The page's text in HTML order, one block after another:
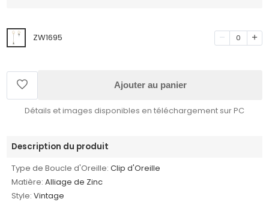
ZW1695 0
Ajouter au panier
Détails et images disponibles en téléchargement sur PC
Description du produit
Type de Boucle d'Oreille: Clip d'Oreille
Matière: Alliage de Zinc
Style: Vintage